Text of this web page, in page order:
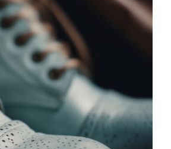
Einlagen
Geduld …